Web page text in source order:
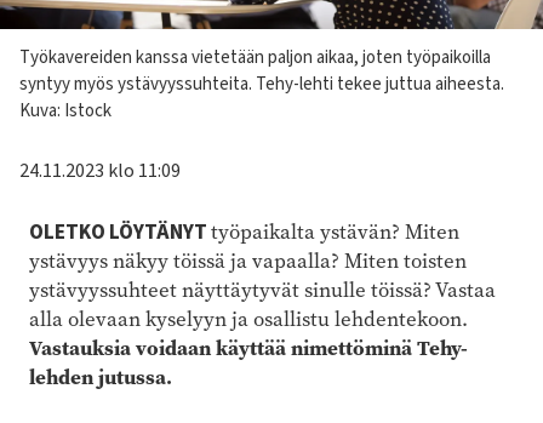
Kuvateksti
Työkavereiden kanssa vietetään paljon aikaa, joten työpaikoilla
syntyy myös ystävyyssuhteita. Tehy-lehti tekee juttua aiheesta.
Kuva: Istock
24.11.2023 klo 11:09
OLETKO LÖYTÄNYTtyöpaikalta ystävän? Miten
ystävyys näkyy töissä ja vapaalla? Miten toisten
ystävyyssuhteet näyttäytyvät sinulle töissä? Vastaa
alla olevaan kyselyyn ja osallistu lehdentekoon.
Vastauksia voidaan käyttää nimettöminä Tehy-
lehden jutussa.